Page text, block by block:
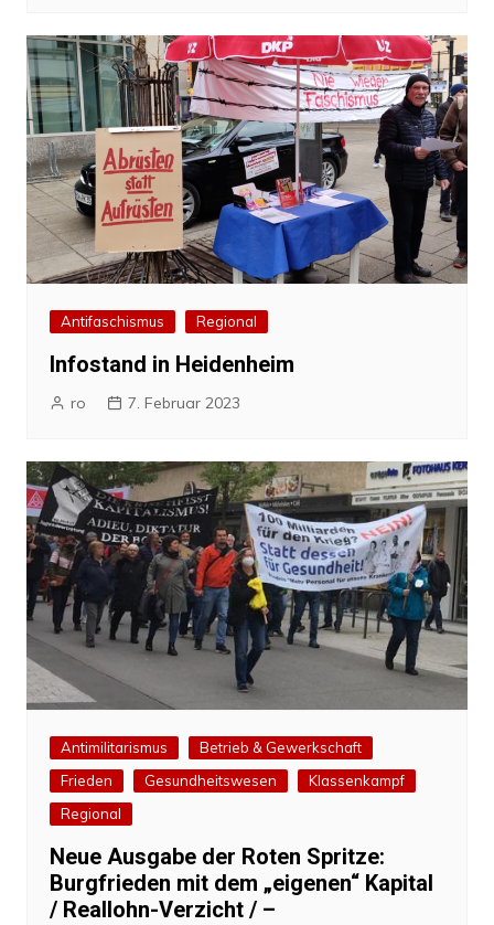
Antifaschismus Regional
Infostand in Heidenheim
ro 7. Februar 2023
Antimilitarismus
Betrieb & Gewerkschaft
Frieden
Gesundheitswesen
Klassenkampf
Regional
Neue Ausgabe der Roten Spritze:
Burgfrieden mit dem „eigenen“ Kapital
/ Reallohn-Verzicht / –